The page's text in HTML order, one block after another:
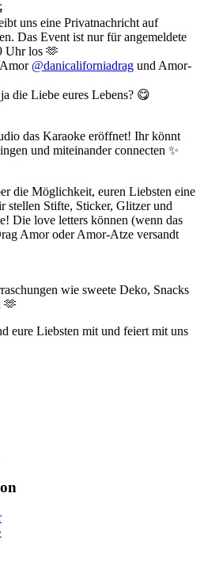
uns eine Privatnachricht auf
Das Event ist nur für angemeldete
Uhr los 🫶
@danicaliforniadrag und Amor-
die Liebe eures Lebens? 😋
das Karaoke eröffnet! Ihr könnt
und miteinander connecten ✨
die Möglichkeit, euren Liebsten eine
stellen Stifte, Sticker, Glitzer und
Die love letters können (wenn das
Amor oder Amor-Atze versandt
wie sweete Deko, Snacks
🫶
eure Liebsten mit und feiert mit uns